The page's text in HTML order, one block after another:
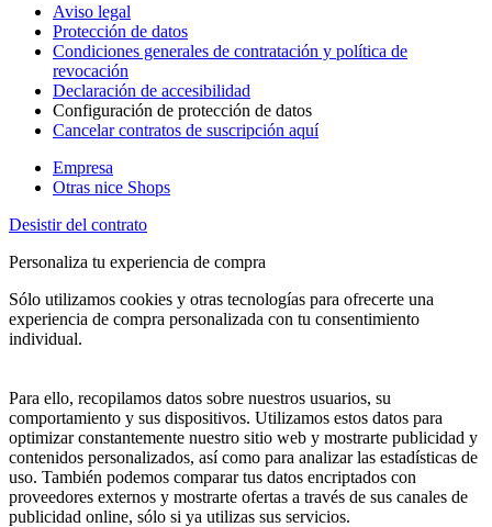
Aviso legal
Protección de datos
Condiciones generales de contratación y política de
revocación
Declaración de accesibilidad
Configuración de protección de datos
Cancelar contratos de suscripción aquí
Empresa
Otras nice Shops
Desistir del contrato
Personaliza tu experiencia de compra
Sólo utilizamos cookies y otras tecnologías para ofrecerte una
experiencia de compra personalizada con tu consentimiento
individual.
Para ello, recopilamos datos sobre nuestros usuarios, su
comportamiento y sus dispositivos. Utilizamos estos datos para
optimizar constantemente nuestro sitio web y mostrarte publicidad y
contenidos personalizados, así como para analizar las estadísticas de
uso. También podemos comparar tus datos encriptados con
proveedores externos y mostrarte ofertas a través de sus canales de
publicidad online, sólo si ya utilizas sus servicios.